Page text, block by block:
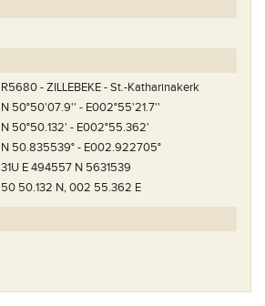
R5680 - ZILLEBEKE - St.-Katharinakerk
N 50°50'07.9'' - E002°55'21.7''
N 50°50.132' - E002°55.362'
N 50.835539° - E002.922705°
31U E 494557 N 5631539
50 50.132 N, 002 55.362 E